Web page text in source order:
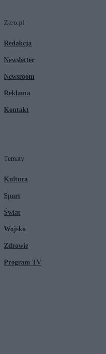
Zero.pl
Redakcja
Newsletter
Newsroom
Reklama
Kontakt
Tematy
Kultura
Sport
Świat
Wojsko
Zdrowie
Program TV